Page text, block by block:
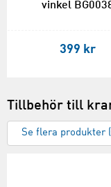
vinkel
399 kr
Tillbehör till
Se flera produkter